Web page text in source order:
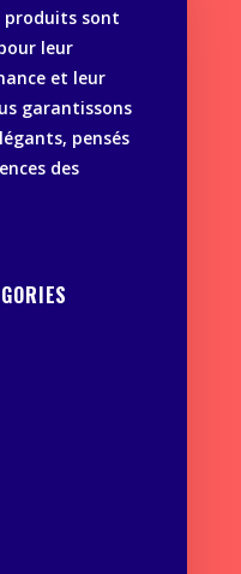
produits sont
leur
et leur
garantissons
pensés
des